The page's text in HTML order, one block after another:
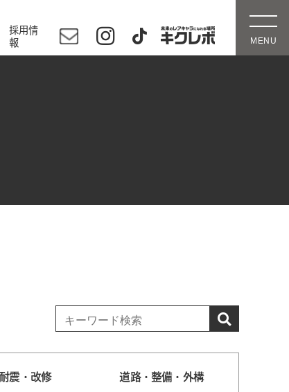
採用情
報
耐震・改修 道路・整備・外構